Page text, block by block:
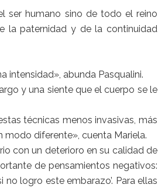
ser humano sino de todo el reino
la paternidad y de la continuidad
intensidad», abunda Pasqualini.
y una siente que el cuerpo se le
técnicas menos invasivas, más
diferente», cuenta Mariela.
con un deterioro en su calidad de
de pensamientos negativos:
no logro este embarazo’. Para ellas